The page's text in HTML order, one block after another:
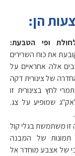
הן:
ופי הטבעת:
את כוח השרירים
אלה אחראיים על
של צינורית דקה
לחץ בצינורית זו
שמופיע על צג.
זו משתמשת בגלי קול
תמונות של המבנה
של אצבע מוחדר אל